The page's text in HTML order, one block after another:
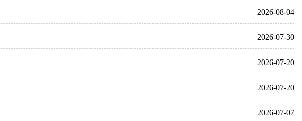
2026-08-04
2026-07-30
2026-07-20
2026-07-20
2026-07-07